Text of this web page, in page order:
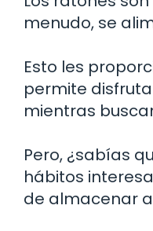
menudo, se
Esto les
permite
mientras
Pero, ¿sabías
hábitos
de almacenar